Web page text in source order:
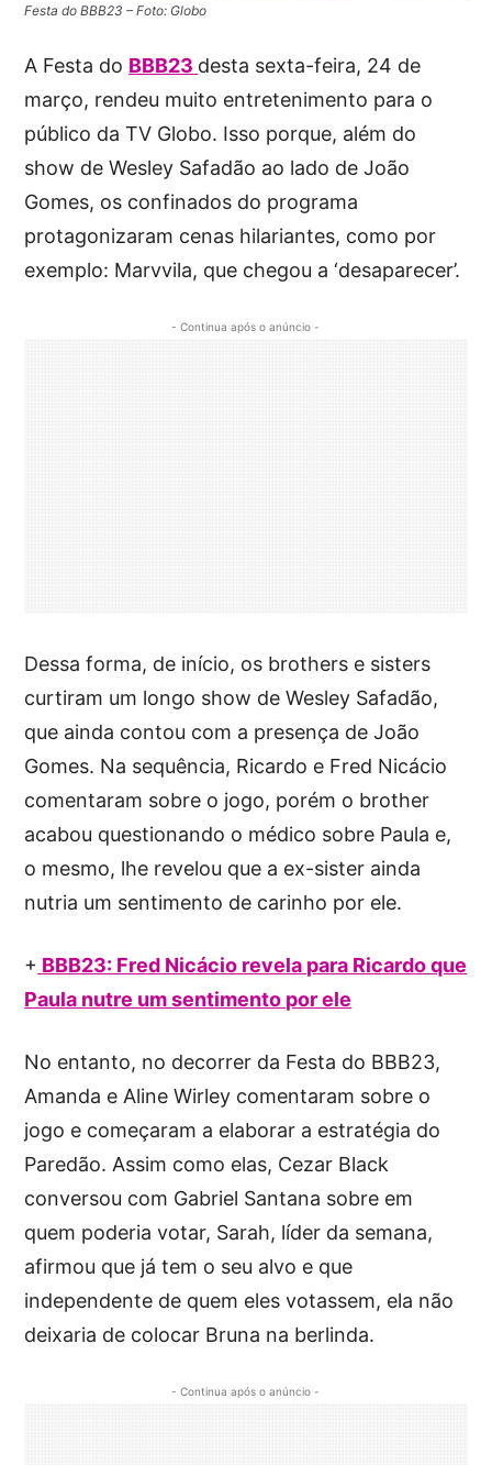
Festa do BBB23 – Foto: Globo
A Festa do BBB23 desta sexta-feira, 24 de
março, rendeu muito entretenimento para o
público da TV Globo. Isso porque, além do
show de Wesley Safadão ao lado de João
Gomes, os confinados do programa
protagonizaram cenas hilariantes, como por
exemplo: Marvvila, que chegou a ‘desaparecer’.
- Continua após o anúncio -
Dessa forma, de início, os brothers e sisters
curtiram um longo show de Wesley Safadão,
que ainda contou com a presença de João
Gomes. Na sequência, Ricardo e Fred Nicácio
comentaram sobre o jogo, porém o brother
acabou questionando o médico sobre Paula e,
o mesmo, lhe revelou que a ex-sister ainda
nutria um sentimento de carinho por ele.
+ BBB23: Fred Nicácio revela para Ricardo que
Paula nutre um sentimento por ele
No entanto, no decorrer da Festa do BBB23,
Amanda e Aline Wirley comentaram sobre o
jogo e começaram a elaborar a estratégia do
Paredão. Assim como elas, Cezar Black
conversou com Gabriel Santana sobre em
quem poderia votar, Sarah, líder da semana,
afirmou que já tem o seu alvo e que
independente de quem eles votassem, ela não
deixaria de colocar Bruna na berlinda.
- Continua após o anúncio -